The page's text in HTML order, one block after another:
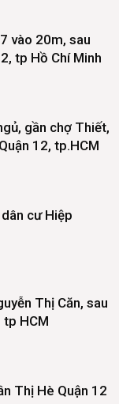
vào 20m, sau
tp Hồ Chí Minh
gần chợ Thiết,
12, tp.HCM
cư Hiệp
Thị Căn, sau
HCM
Thị Hè Quận 12